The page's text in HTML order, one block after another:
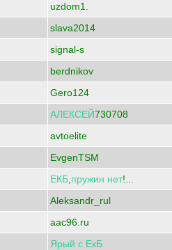
uzdom1.
slava2014
signal-s
berdnikov
Gero124
АЛЕКСЕЙ730708
avtoelite
EvgenTSM
ЕКБ пружин нет!...
Aleksandr_rul
aac96.ru
Ярый с ЕкБ